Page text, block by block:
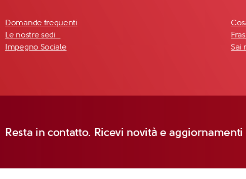
Domande frequenti
Le nostre sedi
Impegno Sociale
Sai
Resta in contatto. Ricevi novità e aggiornamenti